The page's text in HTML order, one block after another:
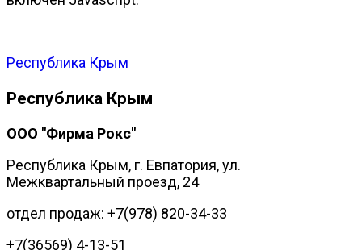
Республика Крым
Республика Крым
ООО "Фирма Рокс"
Республика Крым, г. Евпатория, ул.
Межквартальный проезд, 24
отдел продаж: +7(978) 820-34-33
+7(36569) 4-13-51